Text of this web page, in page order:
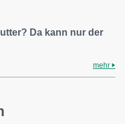
Da kann nur der
mehr